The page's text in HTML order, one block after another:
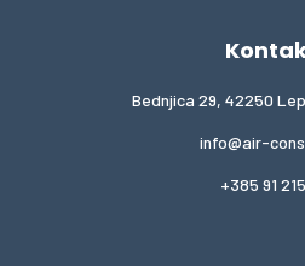
Bednjica 29, 42250
info@air-
+385 91